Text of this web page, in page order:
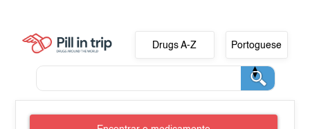
Drugs A-Z Portoguese